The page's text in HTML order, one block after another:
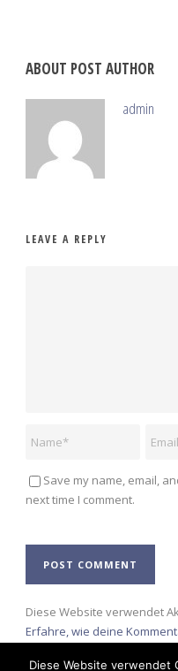
ABOUT POST AUTHOR
admin
LEAVE A REPLY
Save my name, email,
next time I comment.
Alternative:
Diese Website verwendet
Erfahre, wie deine
Diese Website verwendet